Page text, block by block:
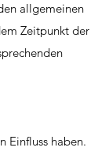
allgemeinen
Zeitpunkt der
Einfluss haben.